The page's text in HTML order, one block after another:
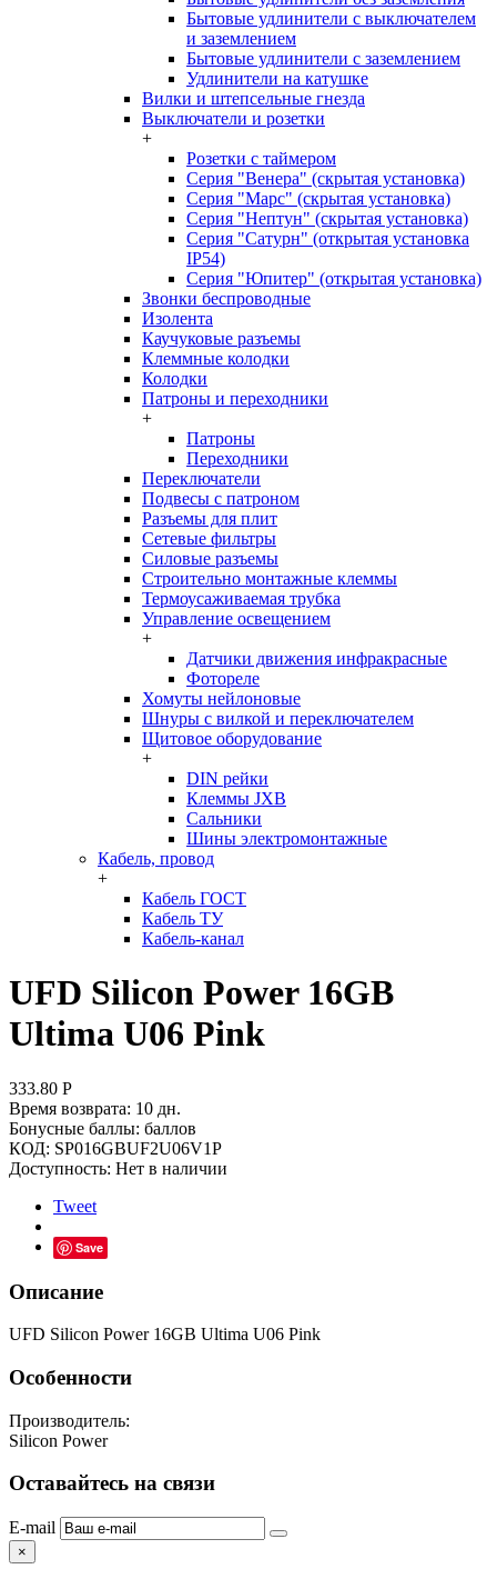
Бытовые удлинители с выключателем
и заземлением
Бытовые удлинители с заземлением
Удлинители на катушке
Вилки и штепсельные гнезда
Выключатели и розетки
+
Розетки с таймером
Серия "Венера" (скрытая установка)
Серия "Марс" (скрытая установка)
Серия "Нептун" (скрытая установка)
Серия "Сатурн" (открытая установка
IP54)
Серия "Юпитер" (открытая установка)
Звонки беспроводные
Изолента
Каучуковые разъемы
Клеммные колодки
Колодки
Патроны и переходники
+
Патроны
Переходники
Переключатели
Подвесы с патроном
Разъемы для плит
Сетевые фильтры
Силовые разъемы
Строительно монтажные клеммы
Термоусаживаемая трубка
Управление освещением
+
Датчики движения инфракрасные
Фотореле
Хомуты нейлоновые
Шнуры с вилкой и переключателем
Щитовое оборудование
+
DIN рейки
Клеммы JXB
Сальники
Шины электромонтажные
Кабель, провод
+
Кабель ГОСТ
Кабель ТУ
Кабель-канал
UFD Silicon Power 16GB
Ultima U06 Pink
333.80 Р
Время возврата: 10 дн.
Бонусные баллы: баллов
КОД: SP016GBUF2U06V1P
Доступность: Нет в наличии
Tweet
Save
Описание
UFD Silicon Power 16GB Ultima U06 Pink
Особенности
Производитель:
Silicon Power
Оставайтесь на связи
E-mail
×